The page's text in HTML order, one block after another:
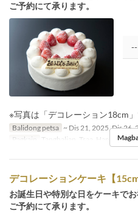
ご予約にて承ります。
※写真は「デコレーション18cm」
Balidong petsa ~ Dis 21, 2025, Dis 26,
Pagkain
Tanghalian, Tsaa, Hapunan
デコレーションケーキ【15cm
お誕生日や特別な日をケーキで
ご予約にて承ります。